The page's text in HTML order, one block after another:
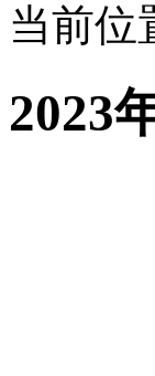
当前位
2023